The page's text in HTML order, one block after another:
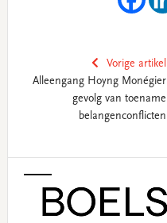
Vorige artikel
Alleengang Hoyng Monégier
gevolg van toename
belangenconflicten
Sidebar